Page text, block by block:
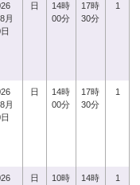
月
日
14時
00分
17時
30分
1
月
日
14時
00分
17時
30分
1
日
10時
14時
1